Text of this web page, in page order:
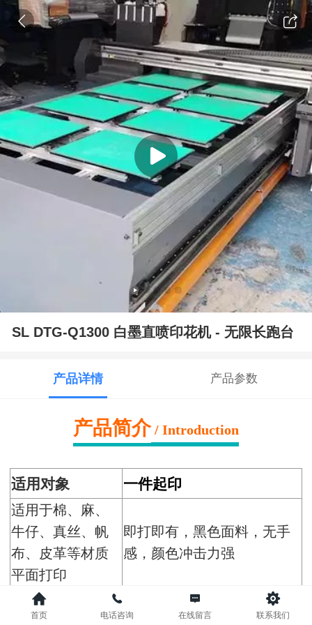
SL DTG-Q1300 白墨直喷印花机 - 无限长跑台
产品详情 产品参数
产品简介/ Introduction
适用对象 一件起印
适用于棉、麻、
牛仔、真丝、帆
布、皮革等材质
平面打印
即打即有，黑色面料，无手
感，颜色冲击力强
可定制性强
首页 电话咨询 在线留言 联系我们